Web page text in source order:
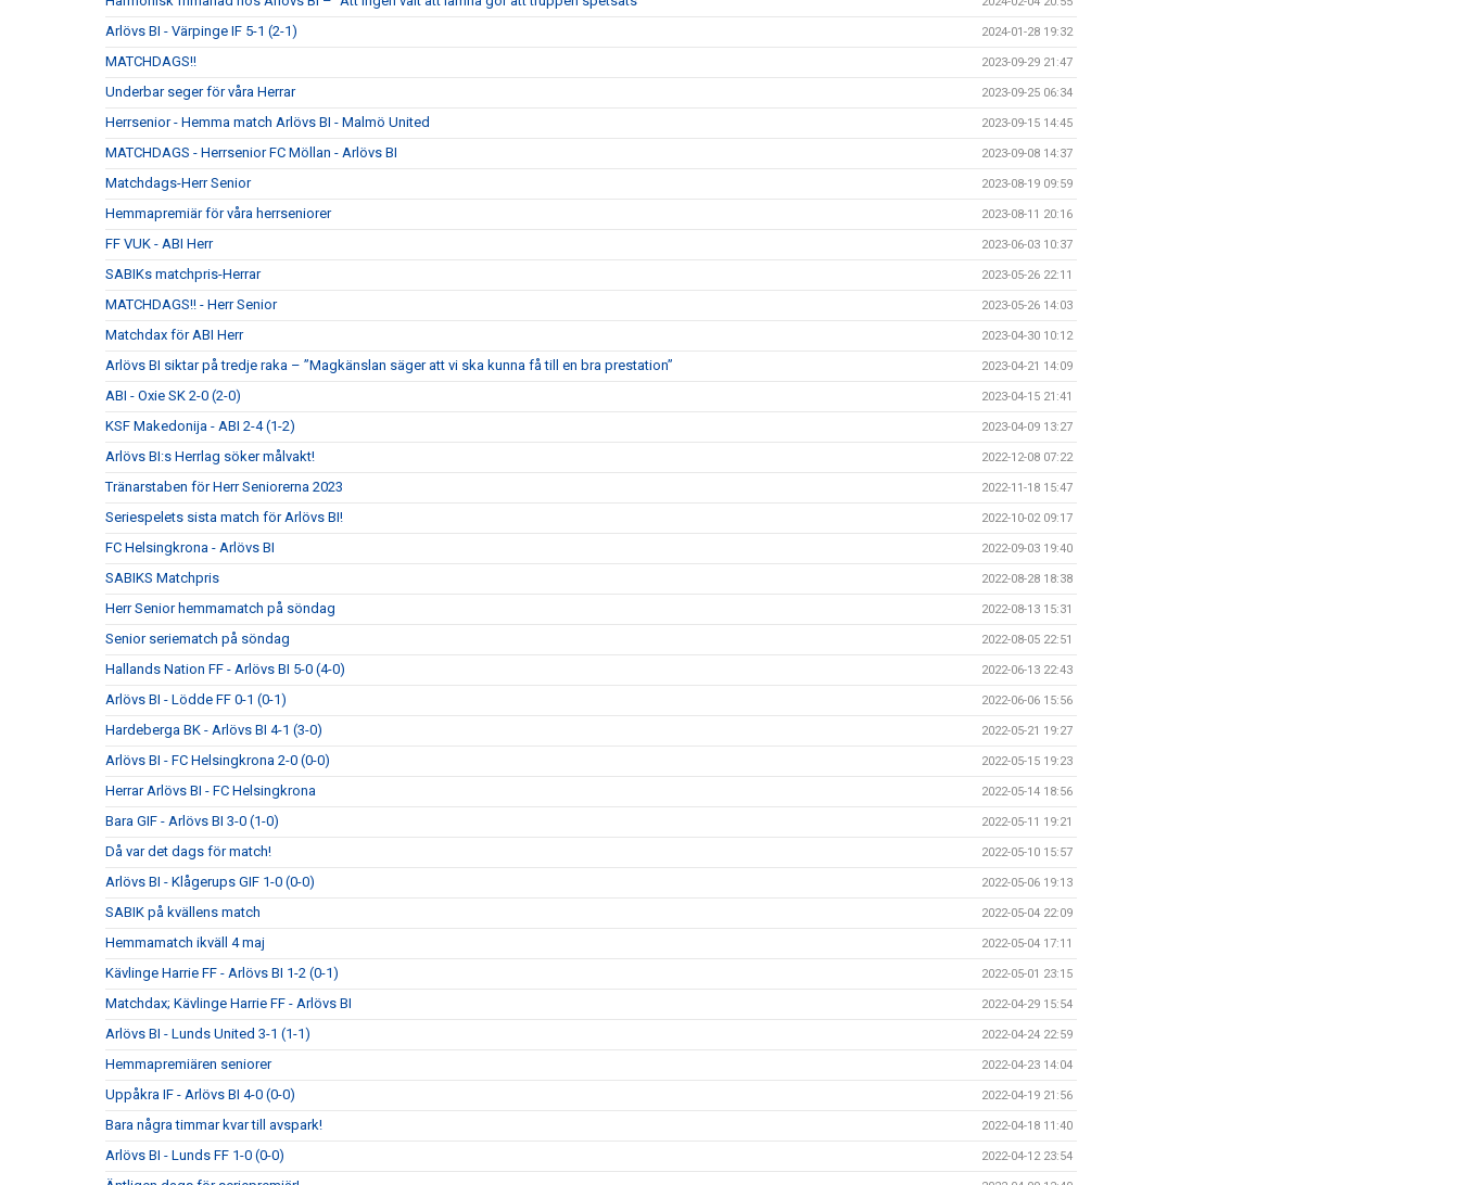
Arlövs BI - Värpinge IF 5-1 (2-1) 2024-01-28 19:32
MATCHDAGS!! 2023-09-29 21:47
Underbar seger för våra Herrar 2023-09-25 06:34
Herrsenior - Hemma match Arlövs BI - Malmö United 2023-09-15 14:45
MATCHDAGS - Herrsenior FC Möllan - Arlövs BI 2023-09-08 14:37
Matchdags-Herr Senior 2023-08-19 09:59
Hemmapremiär för våra herrseniorer 2023-08-11 20:16
FF VUK - ABI Herr 2023-06-03 10:37
SABIKs matchpris-Herrar 2023-05-26 22:11
MATCHDAGS!! - Herr Senior 2023-05-26 14:03
Matchdax för ABI Herr 2023-04-30 10:12
Arlövs BI siktar på tredje raka – ”Magkänslan säger att vi ska kunna få till en bra prestation” 2023-04-21 14:09
ABI - Oxie SK 2-0 (2-0) 2023-04-15 21:41
KSF Makedonija - ABI 2-4 (1-2) 2023-04-09 13:27
Arlövs BI:s Herrlag söker målvakt! 2022-12-08 07:22
Tränarstaben för Herr Seniorerna 2023 2022-11-18 15:47
Seriespelets sista match för Arlövs BI! 2022-10-02 09:17
FC Helsingkrona - Arlövs BI 2022-09-03 19:40
SABIKS Matchpris 2022-08-28 18:38
Herr Senior hemmamatch på söndag 2022-08-13 15:31
Senior seriematch på söndag 2022-08-05 22:51
Hallands Nation FF - Arlövs BI 5-0 (4-0) 2022-06-13 22:43
Arlövs BI - Lödde FF 0-1 (0-1) 2022-06-06 15:56
Hardeberga BK - Arlövs BI 4-1 (3-0) 2022-05-21 19:27
Arlövs BI - FC Helsingkrona 2-0 (0-0) 2022-05-15 19:23
Herrar Arlövs BI - FC Helsingkrona 2022-05-14 18:56
Bara GIF - Arlövs BI 3-0 (1-0) 2022-05-11 19:21
Då var det dags för match! 2022-05-10 15:57
Arlövs BI - Klågerups GIF 1-0 (0-0) 2022-05-06 19:13
SABIK på kvällens match 2022-05-04 22:09
Hemmamatch ikväll 4 maj 2022-05-04 17:11
Kävlinge Harrie FF - Arlövs BI 1-2 (0-1) 2022-05-01 23:15
Matchdax; Kävlinge Harrie FF - Arlövs BI 2022-04-29 15:54
Arlövs BI - Lunds United 3-1 (1-1) 2022-04-24 22:59
Hemmapremiären seniorer 2022-04-23 14:04
Uppåkra IF - Arlövs BI 4-0 (0-0) 2022-04-19 21:56
Bara några timmar kvar till avspark! 2022-04-18 11:40
Arlövs BI - Lunds FF 1-0 (0-0) 2022-04-12 23:54